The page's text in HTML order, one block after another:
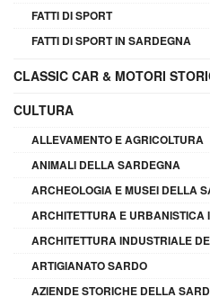
FATTI DI SPORT
FATTI DI SPORT IN SARDEGNA
CLASSIC CAR & MOTORI
CULTURA
ALLEVAMENTO E AGRICOLTURA
ANIMALI DELLA SARDEGNA
ARCHEOLOGIA E MUSEI DELLA
ARCHITETTURA E URBANISTICA
ARCHITETTURA INDUSTRIALE
ARTIGIANATO SARDO
AZIENDE STORICHE DELLA